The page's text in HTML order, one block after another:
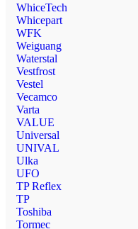
WhiceTech
Whicepart
WFK
Weiguang
Waterstal
Vestfrost
Vestel
Vecamco
Varta
VALUE
Universal
UNIVAL
Ulka
UFO
TP Reflex
TP
Toshiba
Tormec